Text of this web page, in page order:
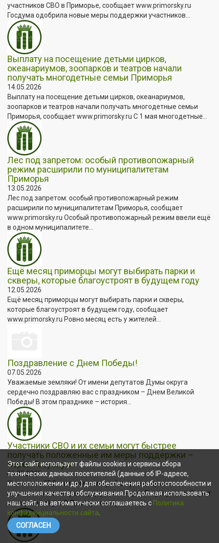
участников СВО в Приморье, сообщает www.primorsky.ru
Госдума одобрила новые меры поддержки участников...
Выплату на посещение детьми цирков,
океанариумов, зоопарков и театров начали
получать многодетные семьи Приморья
14.05.2026
Выплату на посещение детьми цирков, океанариумов,
зоопарков и театров начали получать многодетные семьи
Приморья, сообщает www.primorsky.ru С 1 мая многодетные...
Лес под запретом: особый противопожарный
режим расширили по муниципалитетам
Приморья
13.05.2026
Лес под запретом: особый противопожарный режим
расширили по муниципалитетам Приморья, сообщает
www.primorsky.ru Особый противопожарный режим ввели ещё
в одном муниципалитете...
Ещё месяц приморцы могут выбирать парки и
скверы, которые благоустроят в будущем году
12.05.2026
Ещё месяц приморцы могут выбирать парки и скверы,
которые благоустроят в будущем году, сообщает
www.primorsky.ru Ровно месяц есть у жителей...
Поздравление с Днем Победы!
07.05.2026
Уважаемые земляки! От имени депутатов Думы округа
сердечно поздравляю вас с праздником – Днем Великой
Победы! В этом празднике – история...
Участники СВО и их семьи могут быстрее
получать положенные им меры поддержки –
через Госуслуги
06.05.2026
Участники СВО и их семьи могут быстрее получать
положенные им меры поддержки – через Госуслуги, сообщает
www.primorsky.ru В Приморском крае...
Этот сайт использует файлы cookies и сервисы сбора
технических данных посетителей (данные об IP-адресе,
местоположении и др.) для обеспечения работоспособности и
улучшения качества обслуживания.Продолжая использовать
наш сайт, вы автоматически соглашаетесь с Политика
конфиденциальности сайта
СОГЛАСЕН